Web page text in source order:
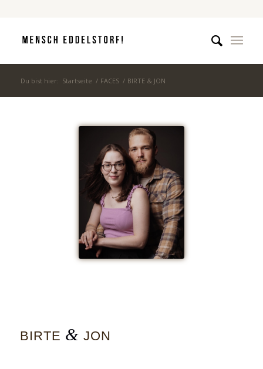
Du bist hier: Startseite / FACES / BIRTE & JON
BIRTE & JON